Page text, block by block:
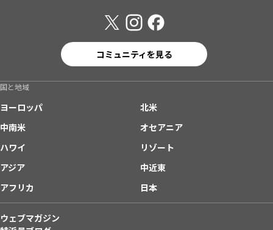
コミュニティを見る
国と地域
ヨーロッパ
北米
中南米
オセアニア
ハワイ
リゾート
アジア
中近東
アフリカ
日本
ウェブマガジン